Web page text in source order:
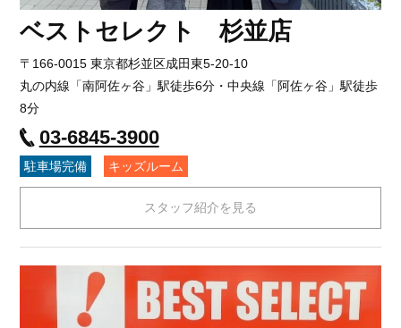
ベストセレクト 杉並店
〒166-0015 東京都杉並区成田東5-20-10
丸の内線「南阿佐ヶ谷」駅徒歩6分・中央線「阿佐ヶ谷」駅徒歩
8分
03-6845-3900
駐車場完備 キッズルーム
スタッフ紹介を見る